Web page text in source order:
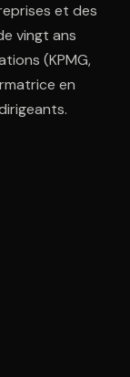
code. C'est gratuit à
et des
vingt ans
(KPMG,
en